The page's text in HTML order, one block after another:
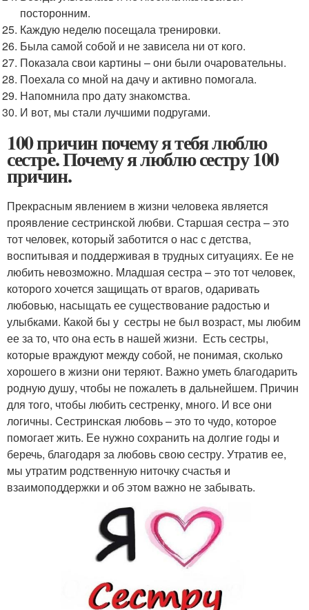
посторонним.
Каждую неделю посещала тренировки.
Была самой собой и не зависела ни от кого.
Показала свои картины – они были очаровательны.
Поехала со мной на дачу и активно помогала.
Напомнила про дату знакомства.
И вот, мы стали лучшими подругами.
100 причин почему я тебя люблю
сестре. Почему я люблю сестру 100
причин.
Прекрасным явлением в жизни человека является
проявление сестринской любви. Старшая сестра – это
тот человек, который заботится о нас с детства,
воспитывая и поддерживая в трудных ситуациях. Ее не
любить невозможно. Младшая сестра – это тот человек,
которого хочется защищать от врагов, одаривать
любовью, насыщать ее существование радостью и
улыбками. Какой бы у сестры не был возраст, мы любим
ее за то, что она есть в нашей жизни. Есть сестры,
которые враждуют между собой, не понимая, сколько
хорошего в жизни они теряют. Важно уметь благодарить
родную душу, чтобы не пожалеть в дальнейшем. Причин
для того, чтобы любить сестренку, много. И все они
логичны. Сестринская любовь – это то чудо, которое
помогает жить. Ее нужно сохранить на долгие годы и
беречь, благодаря за любовь свою сестру. Утратив ее,
мы утратим родственную ниточку счастья и
взаимоподдержки и об этом важно не забывать.